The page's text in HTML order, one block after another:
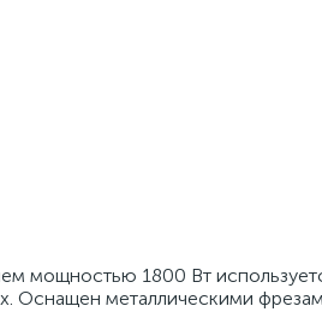
мощностью 1800 Вт
Оснащен металлическими